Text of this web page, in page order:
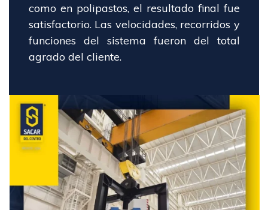
como en polipastos, el resultado final fue
satisfactorio. Las velocidades, recorridos y
funciones del sistema fueron del total
agrado del cliente.